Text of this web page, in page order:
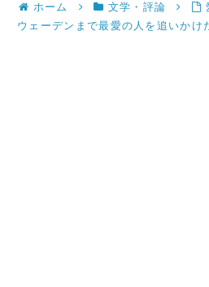
ホーム 文学・評論
ウェーデンまで最愛の人を追いかけ